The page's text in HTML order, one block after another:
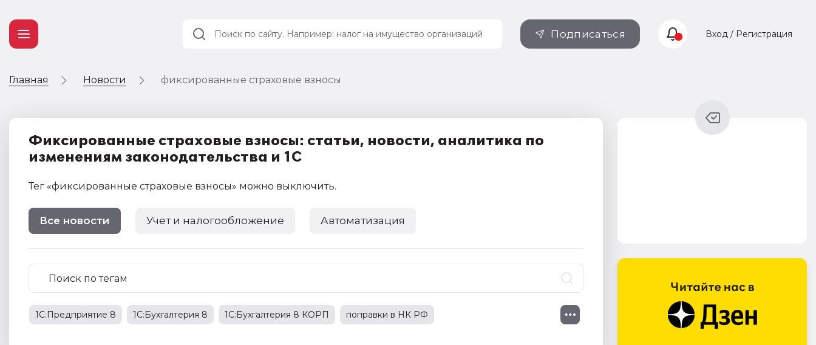
Подписаться Вход / Регистрация
Главная Новости фиксированные страховые взносы
Фиксированные страховые взносы: статьи, новости, аналитика по
изменениям законодательства и 1С
Тег «фиксированные страховые взносы» можно выключить.
Все новости Учет и налогообложение Автоматизация
1С:Предприятие 8 1С:Бухгалтерия 8 1С:Бухгалтерия 8 КОРП поправки в НК РФ
Учет и